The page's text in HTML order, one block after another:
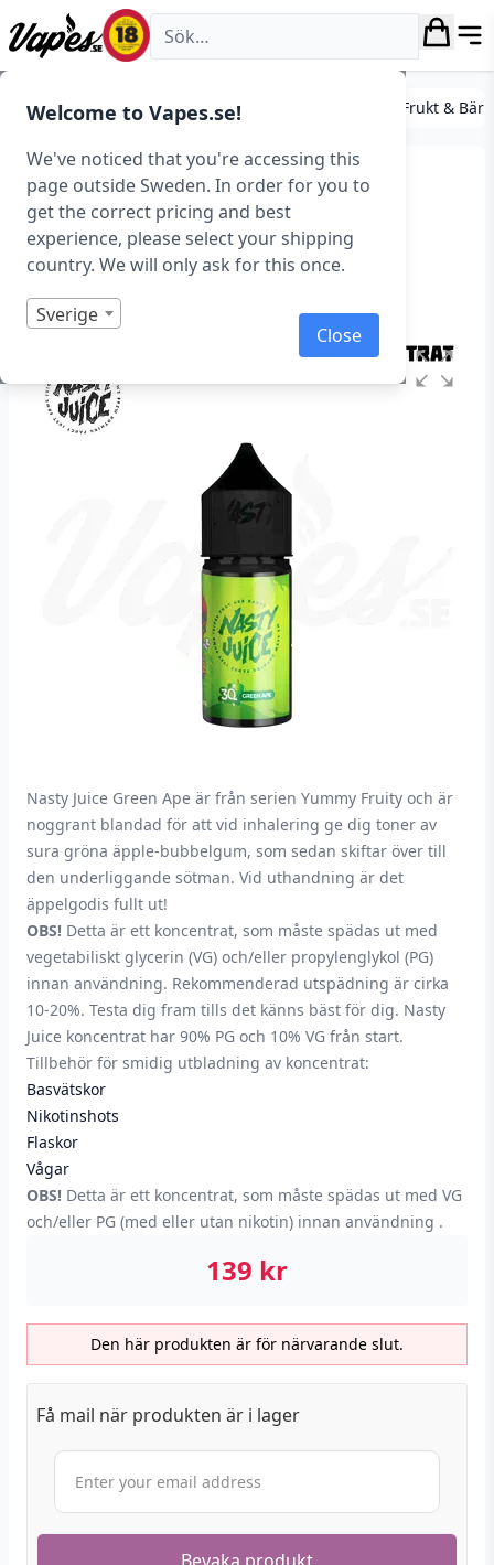
Welcome to Vapes.se!
We've noticed that you're accessing this
page outside Sweden. In order for you to
get the correct pricing and best
experience, please select your shipping
country. We will only ask for this once.
Sverige
Close
Vapes.se
DIY Koncentrat Smakprofiler (Koncentrat) Frukt & Bär
Nasty Juice – Green Ape
(Koncentrat, 30 ml)
Art.nr: 36616
Slut i lager
Nasty Juice Green Ape är från serien Yummy Fruity och är
noggrant blandad för att vid inhalering ge dig toner av
sura gröna äpple-bubbelgum, som sedan skiftar över till
den underliggande sötman. Vid uthandning är det
äppelgodis fullt ut!
OBS! Detta är ett koncentrat, som måste spädas ut med
vegetabiliskt glycerin (VG) och/eller propylenglykol (PG)
innan användning. Rekommenderad utspädning är cirka
10-20%. Testa dig fram tills det känns bäst för dig. Nasty
Juice koncentrat har 90% PG och 10% VG från start.
Tillbehör för smidig utbladning av koncentrat:
Basvätskor
Nikotinshots
Flaskor
Vågar
OBS! Detta är ett koncentrat, som måste spädas ut med VG
och/eller PG (med eller utan nikotin) innan användning .
139 kr
Den här produkten är för närvarande slut.
Få mail när produkten är i lager